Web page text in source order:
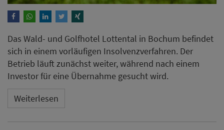
Das Wald- und Golfhotel Lottental in Bochum befindet
sich in einem vorläufigen Insolvenzverfahren. Der
Betrieb läuft zunächst weiter, während nach einem
Investor für eine Übernahme gesucht wird.
Weiterlesen